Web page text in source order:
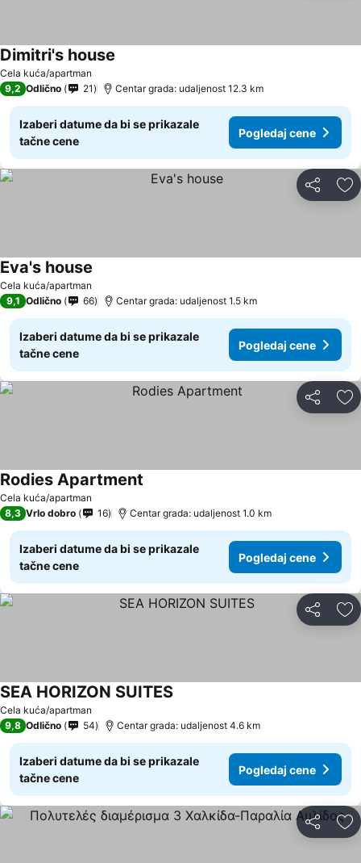
Cela kuća/apartman
Dimitri's house
9,2 Odlično 21 Centar grada: udaljenost 12.3 km
Izaberi datume da bi se prikazale
tačne cene
Pogledaj cene
Deli
Cela kuća/apartman
Eva's house
9,1 Odlično 66 Centar grada: udaljenost 1.5 km
Izaberi datume da bi se prikazale
tačne cene
Pogledaj cene
Deli
Cela kuća/apartman
Rodies Apartment
8,3 Vrlo dobro 16 Centar grada: udaljenost 1.0 km
Izaberi datume da bi se prikazale
tačne cene
Pogledaj cene
Deli
Cela kuća/apartman
SEA HORIZON SUITES
9,8 Odlično 54 Centar grada: udaljenost 4.6 km
Izaberi datume da bi se prikazale
tačne cene
Pogledaj cene
Deli